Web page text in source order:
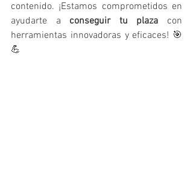
contenido. ¡Estamos comprometidos en
ayudarte a conseguir tu plaza con
herramientas innovadoras y eficaces! 🎯
💪